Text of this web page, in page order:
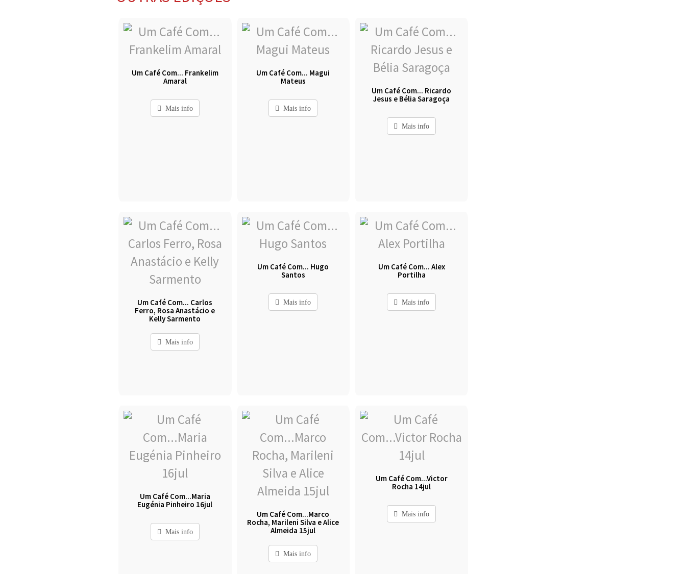
Um Café Com... Frankelim
Amaral
Mais info
Um Café Com... Magui
Mateus
Mais info
Um Café Com... Ricardo
Jesus e Bélia Saragoça
Mais info
Um Café Com... Carlos
Ferro, Rosa Anastácio e
Kelly Sarmento
Mais info
Um Café Com... Hugo
Santos
Mais info
Um Café Com... Alex
Portilha
Mais info
Um Café Com...Maria
Eugénia Pinheiro 16jul
Mais info
Um Café Com...Marco
Rocha, Marileni Silva e Alice
Almeida 15jul
Mais info
Um Café Com...Victor
Rocha 14jul
Mais info